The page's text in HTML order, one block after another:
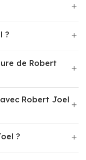
?
de Robert
Robert Joel
?